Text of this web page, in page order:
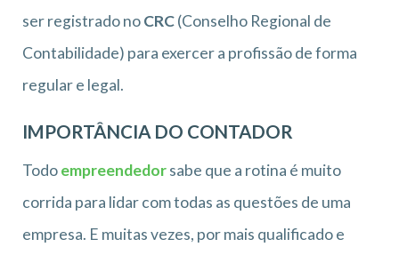
ser registrado noCRC(Conselho Regional de
Contabilidade) para exercer a profissão de forma
regular e legal.
IMPORTÂNCIA DO CONTADOR
Todoempreendedorsabe que a rotina é muito
corrida para lidar com todas as questões de uma
empresa. E muitas vezes, por mais qualificado e